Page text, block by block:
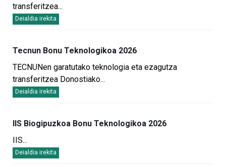
Deialdia irekita
transferitzea
...
Tecnun Bonu Teknologikoa 2026
Deialdia irekita
TECNUNen garatutako teknologia eta ezagutza
transferitzea Donostiako
...
IIS Biogipuzkoa Bonu Teknologikoa 2026
Deialdia irekita
IIS
...